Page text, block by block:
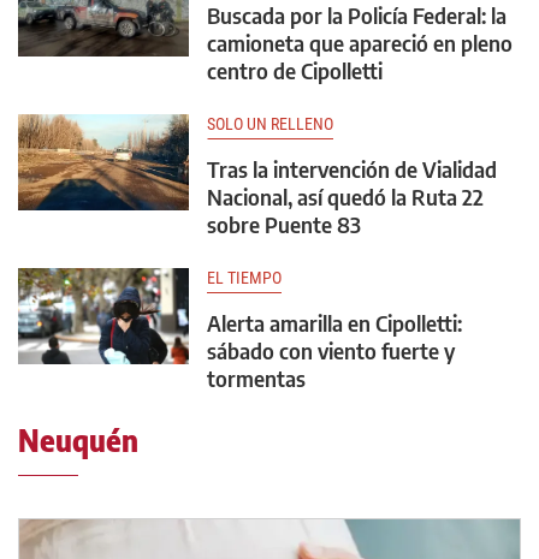
Buscada por la Policía Federal: la
camioneta que apareció en pleno
centro de Cipolletti
SOLO UN RELLENO
Tras la intervención de Vialidad
Nacional, así quedó la Ruta 22
sobre Puente 83
EL TIEMPO
Alerta amarilla en Cipolletti:
sábado con viento fuerte y
tormentas
Neuquén